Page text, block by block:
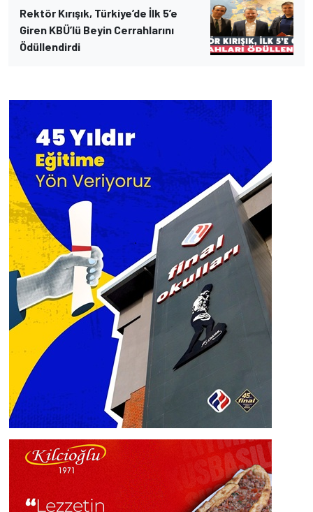
Rektör Kırışık, Türkiye’de İlk 5’e
Giren KBÜ’lü Beyin Cerrahlarını
Ödüllendirdi